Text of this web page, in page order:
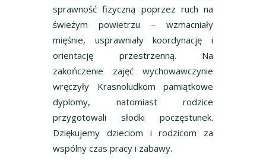
sprawność fizyczną poprzez ruch na
świeżym powietrzu – wzmacniały
mięśnie, usprawniały koordynację i
orientację przestrzenną. Na
zakończenie zajęć wychowawczynie
wręczyły Krasnoludkom pamiątkowe
dyplomy, natomiast rodzice
przygotowali słodki poczęstunek.
Dziękujemy dzieciom i rodzicom za
wspólny czas pracy i zabawy.